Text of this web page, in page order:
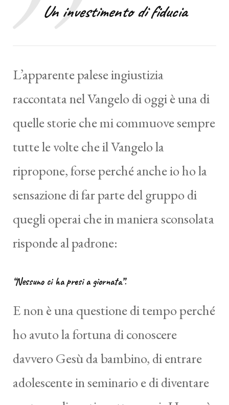
Un investimento di fiducia
L’apparente palese ingiustizia
raccontata nel Vangelo di oggi è una di
quelle storie che mi commuove sempre
tutte le volte che il Vangelo la
ripropone, forse perché anche io ho la
sensazione di far parte del gruppo di
quegli operai che in maniera sconsolata
risponde al padrone:
“Nessuno ci ha presi a giornata”.
E non è una questione di tempo perché
ho avuto la fortuna di conoscere
davvero Gesù da bambino, di entrare
adolescente in seminario e di diventare